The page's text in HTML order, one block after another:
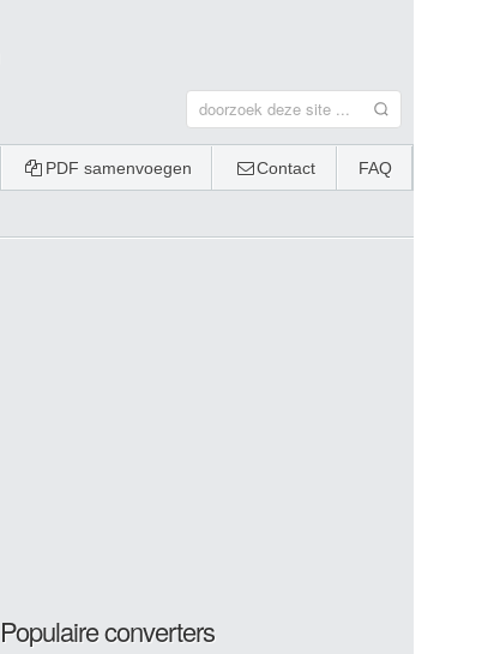
PDF samenvoegen Contact FAQ
Populaire converters